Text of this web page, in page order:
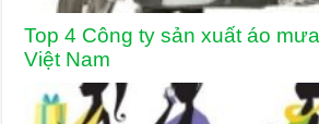
Top 4 Công ty sản xuất áo
Việt Nam